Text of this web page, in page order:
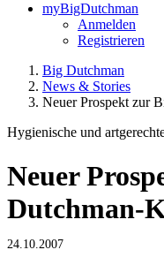
myBigDutchman
Anmelden
Registrieren
Big Dutchman
News & Stories
Neuer Prospekt zur
Hygienische und
Neuer
Dutchman-
24.10.2007